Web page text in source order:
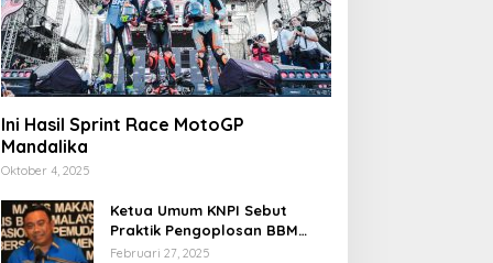
Ini Hasil Sprint Race MotoGP
Mandalika
Oktober 4, 2025
Ketua Umum KNPI Sebut
Praktik Pengoplosan BBM
Cederai Kepercayaan
Februari 27, 2025